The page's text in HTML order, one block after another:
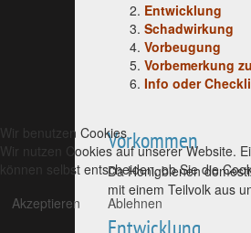
Entwicklung
Schadwirkung
Vorbeugung
Vorbemerkung
Info oder
Vorkommen
Da Honigbienen
mit einem Teilvolk aus
Wir benutzen Cookies
Wir nutzen Cookies auf unserer Website.
können selbst entscheiden, ob Sie die
Akzeptieren
Ablehnen